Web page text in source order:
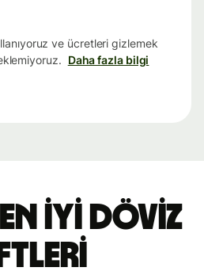
ve ücretleri gizlemek
Daha fazla bilgi
en iyi döviz